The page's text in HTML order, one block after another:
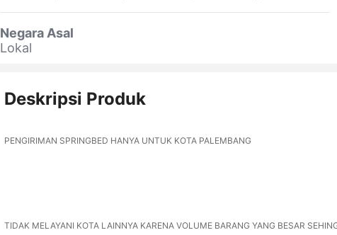
Negara Asal
Lokal
Deskripsi Produk
PENGIRIMAN SPRINGBED HANYA UNTUK KOTA PALEMBANG
TIDAK MELAYANI KOTA LAINNYA KARENA VOLUME BARANG YANG BESAR